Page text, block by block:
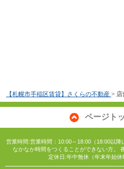
【札幌市手稲区賃貸】さくらの不動産 > 店
ページト
営業時間:営業時間：10:00～18:00（18:00以
なかなか時間をつくることができない方。
定休日:年中無休（年末年始休